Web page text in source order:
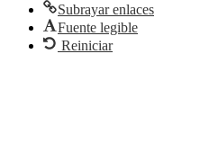
Subrayar enlaces
Fuente legible
Reiniciar